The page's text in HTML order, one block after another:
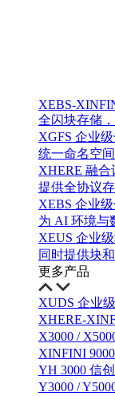
XEBS-
全闪块存储
XGFS 企业
统一命名空
XHERE 融合
提供全协议
XEBS 企业
为 AI 环境与
XEUS 企业
同时提供块
更多产品
XUDS 企业
XHERE-
X3000 /
XINFINI
YH 3000 信
Y3000 /